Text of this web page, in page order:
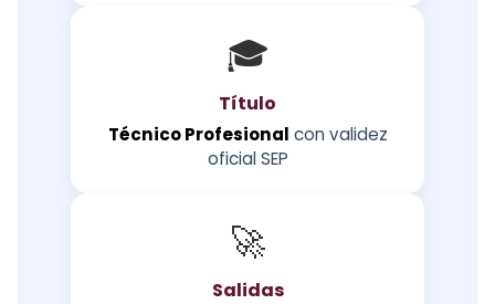
🎓
Título
Técnico Profesional con validez
oficial SEP
🚀
Salidas